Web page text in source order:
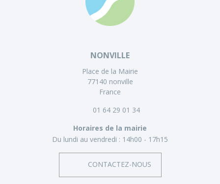
NONVILLE
Place de la Mairie
77140 nonville
France
01 64 29 01 34
Horaires de la mairie
Du lundi au vendredi : 14h00 - 17h15
CONTACTEZ-NOUS